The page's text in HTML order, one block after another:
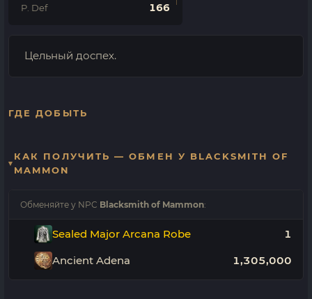
P. Def 166
Цельный доспех.
ГДЕ ДОБЫТЬ
КАК ПОЛУЧИТЬ — ОБМЕН У BLACKSMITH OF
MAMMON
Обменяйте у NPC Blacksmith of Mammon:
Sealed Major Arcana Robe 1
Ancient Adena 1,305,000